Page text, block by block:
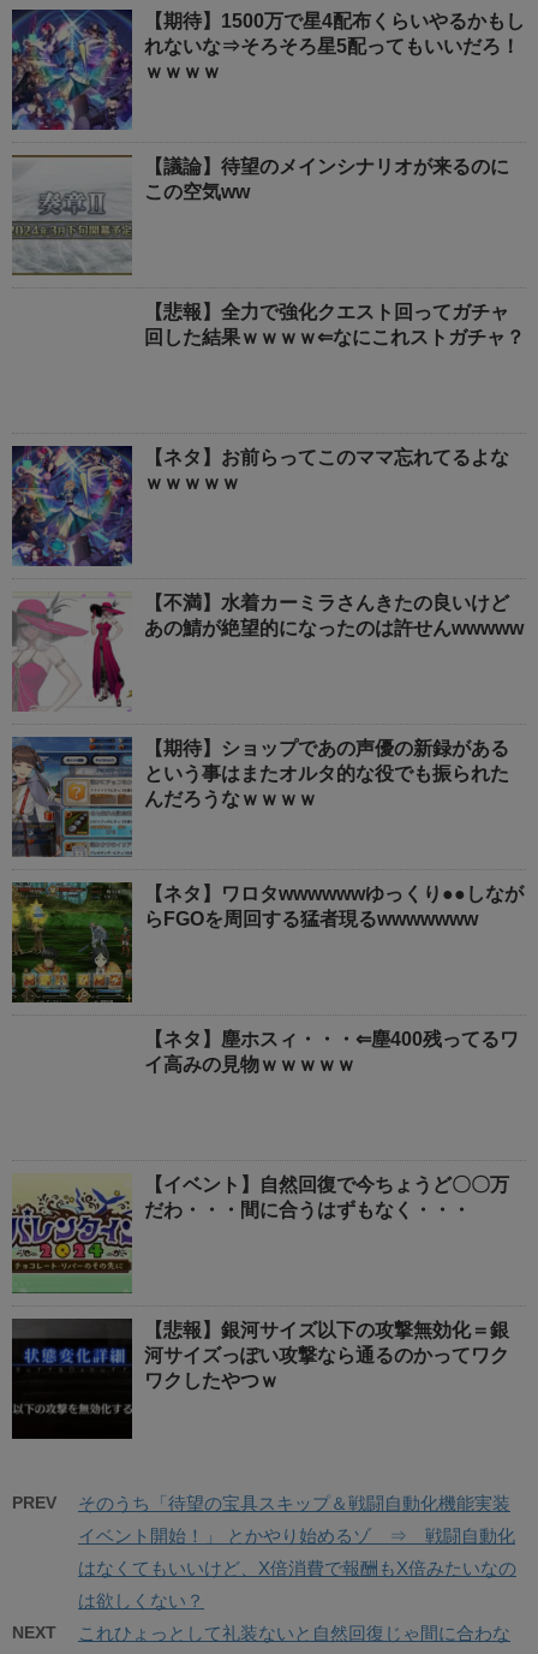
【期待】1500万で星4配布くらいやるかもし
れないな⇒そろそろ星5配ってもいいだろ！
ｗｗｗｗ
【議論】待望のメインシナリオが来るのに
この空気ww
【悲報】全力で強化クエスト回ってガチャ
回した結果ｗｗｗｗ⇐なにこれストガチャ？
【ネタ】お前らってこのママ忘れてるよな
ｗｗｗｗｗ
【不満】水着カーミラさんきたの良いけど
あの鯖が絶望的になったのは許せんwwwww
【期待】ショップであの声優の新録がある
という事はまたオルタ的な役でも振られた
んだろうなｗｗｗｗ
【ネタ】ワロタwwwwwwゆっくり●●しなが
らFGOを周回する猛者現るwwwwwww
【ネタ】塵ホスィ・・・⇐塵400残ってるワ
イ高みの見物ｗｗｗｗｗ
【イベント】自然回復で今ちょうど〇〇万
だわ・・・間に合うはずもなく・・・
【悲報】銀河サイズ以下の攻撃無効化＝銀
河サイズっぽい攻撃なら通るのかってワク
ワクしたやつｗ
PREV
そのうち「待望の宝具スキップ＆戦闘自動化機能実装
イベント開始！」 とかやり始めるゾ ⇒ 戦闘自動化
はなくてもいいけど、X倍消費で報酬もX倍みたいなの
は欲しくない？
NEXT
これひょっとして礼装ないと自然回復じゃ間に合わな